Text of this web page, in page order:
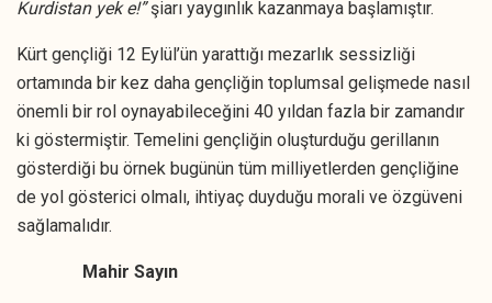
Kurdistan yek e!”şiarı yaygınlık kazanmaya başlamıştır.
Kürt gençliği 12 Eylül’ün yarattığı mezarlık sessizliği
ortamında bir kez daha gençliğin toplumsal gelişmede nasıl
önemli bir rol oynayabileceğini 40 yıldan fazla bir zamandır
ki göstermiştir. Temelini gençliğin oluşturduğu gerillanın
gösterdiği bu örnek bugünün tüm milliyetlerden gençliğine
de yol gösterici olmalı, ihtiyaç duyduğu morali ve özgüveni
sağlamalıdır.
Mahir Sayın